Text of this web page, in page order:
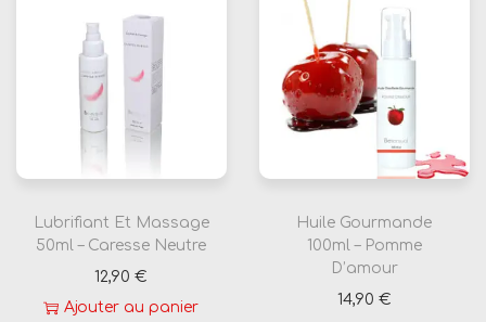
Lubrifiant Et Massage
50ml – Caresse Neutre
12,90€
Ajouter au panier
Huile Gourmande
100ml – Pomme
D’amour
14,90 €